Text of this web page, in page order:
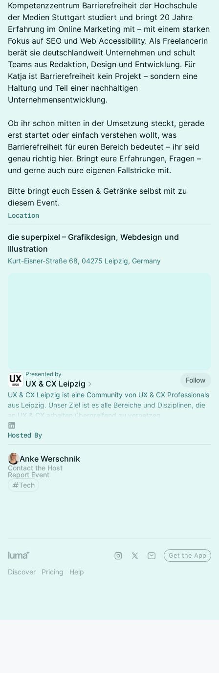
Kompetenzzentrum Barrierefreiheit der Hochschule
der Medien Stuttgart studiert und bringt 20 Jahre
Erfahrung im Online Marketing mit – mit einem starken
Fokus auf SEO und Web Accessibility. Als Freelancerin
berät sie deutschlandweit Unternehmen und schult
Teams aus Redaktion, Design und Entwicklung. Für
Katja ist Barrierefreiheit kein Projekt – sondern eine
Haltung und Teil einer nachhaltigen
Unternehmensentwicklung.
Ob ihr schon mitten in der Umsetzung steckt, gerade
erst startet oder einfach verstehen wollt, was
Barrierefreiheit für euren Bereich bedeutet – ihr seid
genau richtig hier. Bringt eure Erfahrungen, Fragen –
und gerne auch eure eigenen Fallstricke mit.
Bitte bringt euch Essen & Getränke selbst mit zu
diesem Event.
Location
die superpixel – Grafikdesign, Webdesign und
Illustration
Kurt-Eisner-Straße 68, 04275 Leipzig, Germany
Presented by
UX & CX Leipzig
Follow
UX & CX Leipzig ist eine Community von UX & CX Professionals
aus Leipzig. Unser Ziel ist es alle Bereiche und Disziplinen, die
an UX & CX arbeiten übergreifend zu vernetzen.
Hosted By
Anke Werschnik
Contact the Host
Report Event
Tech
Discover Pricing Help
Get the App